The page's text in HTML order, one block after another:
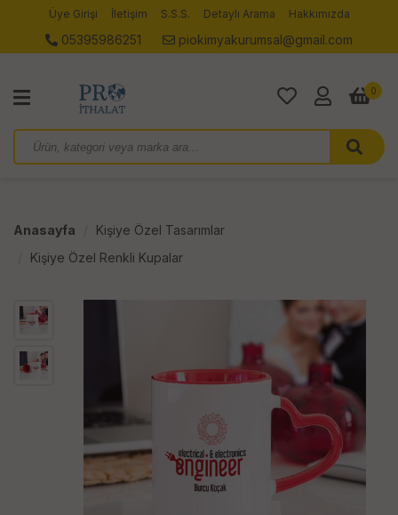
Üye Girişi İletişim S.S.S. Detaylı Arama Hakkımızda
05395986251 piokimyakurumsal@gmail.com
0
Anasayfa
Kişiye Özel Tasarımlar
Kişiye Özel Renkli Kupalar